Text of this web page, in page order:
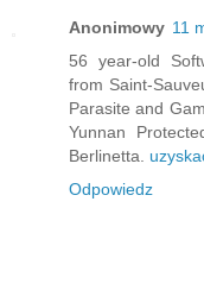
Anonimowy 11
56 year-old
from Saint-
Parasite and
Yunnan
Berlinetta.
Odpowiedz